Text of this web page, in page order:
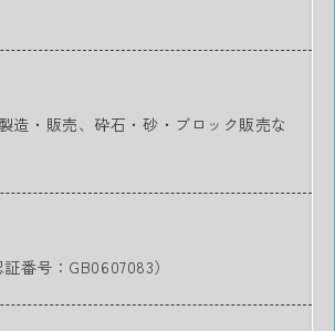
造・販売、砕石・砂・ブロック販売な
番号：GB0607083）